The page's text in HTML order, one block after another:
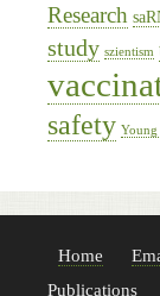
Research
study szientism
safety Young
Home
Publications